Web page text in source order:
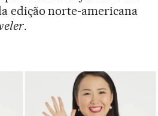
edição norte-americana
.